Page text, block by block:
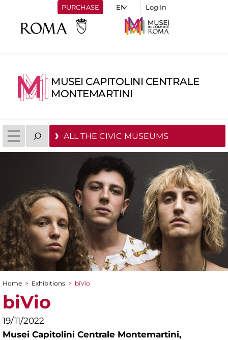
PURCHASE Log In
MUSEI CAPITOLINI CENTRALE
MONTEMARTINI
ALL THE CIVIC MUSEUMS
You are here
Home > Exhibitions > biVio
biVio
19/11/2022
Musei Capitolini Centrale Montemartini,